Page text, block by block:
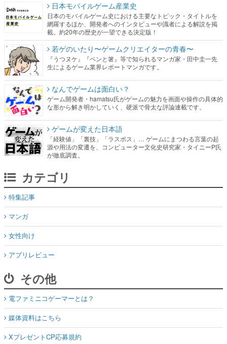
日本モバイルゲーム産業史
日本のモバイルゲーム史における主要なトピック・タイトルを
網羅するほか、開発者へのインタビューや識者による解説を掲
載。約20年の歴史が一望できる決定版！
若ゲのいたり〜ゲームクリエイターの青春〜
『うつヌケ』『ペンと箸』等で知られるマンガ家・田中圭一先
生によるゲーム業界レポートマンガです。
なんでゲームは面白い？
ゲーム開発者・hamatsu氏がゲームの魅力を画面や操作の具体的
な形から解き明かしていく、硬派で骨太な評論連載です。
ゲームが変えた日本語
「経験値」「裏技」「ラスボス」… ゲームにまつわる言葉の起
源や用法の変遷を、コンピューター文化史研究家・タイニーP氏
が徹底調査。
カテゴリ
特集記事
マンガ
女性向け
アプリレビュー
その他
電ファミニコゲーマーとは？
媒体資料はこちら
XプレゼントCP応募規約